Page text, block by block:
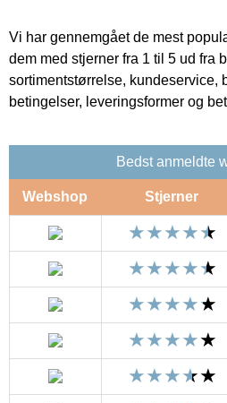
Vi har gennemgået de mest
dem med stjerner fra 1 til 5 ud fra
sortimentstørrelse, kundeservice,
betingelser, leveringsformer og
Bedst anmeldte
Webshop Stjerner